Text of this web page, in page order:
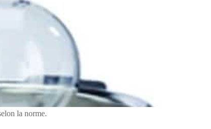
la norme.